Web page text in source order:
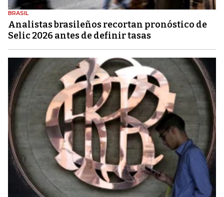
BRASIL
Analistas brasileños recortan pronóstico de
Selic 2026 antes de definir tasas